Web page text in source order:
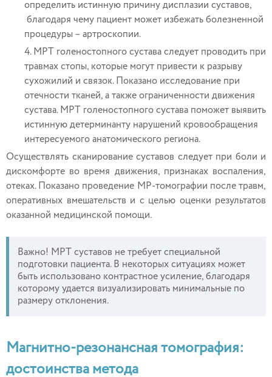
определить истинную причину дисплазии суставов,
благодаря чему пациент может избежать болезненной
процедуры – артроскопии.
МРТ голеностопного сустава следует проводить при
травмах стопы, которые могут привести к разрыву
сухожилий и связок. Показано исследование при
отечности тканей, а также ограниченности движения
сустава. МРТ голеностопного сустава поможет выявить
истинную детерминанту нарушений кровообращения
интересуемого анатомического региона.
Осуществлять сканирование суставов следует при боли и
дискомфорте во время движения, признаках воспаления,
отеках. Показано проведение МР-томографии после травм,
оперативных вмешательств и с целью оценки результатов
оказанной медицинской помощи.
Важно! МРТ суставов не требует специальной
подготовки пациента. В некоторых ситуациях может
быть использовано контрастное усиление, благодаря
которому удается визуализировать минимальные по
размеру отклонения.
Магнитно-резонансная томография:
достоинства метода